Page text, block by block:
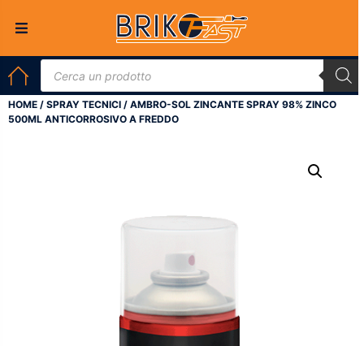
HOME / SPRAY TECNICI / AMBRO-SOL ZINCANTE SPRAY 98% ZINCO
500ML ANTICORROSIVO A FREDDO